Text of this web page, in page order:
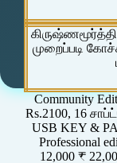
முறைப்படி
Community
Rs.2100, 16
USB KEY &
Professional
12,000 ₹